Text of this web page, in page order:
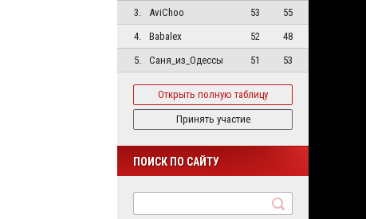
3.
AviChoo 53
55
4.
Babalex 52
48
5.
Саня_из_Одессы 51 53
Открыть полную таблицу
Принять участие
ПОИСК ПО САЙТУ